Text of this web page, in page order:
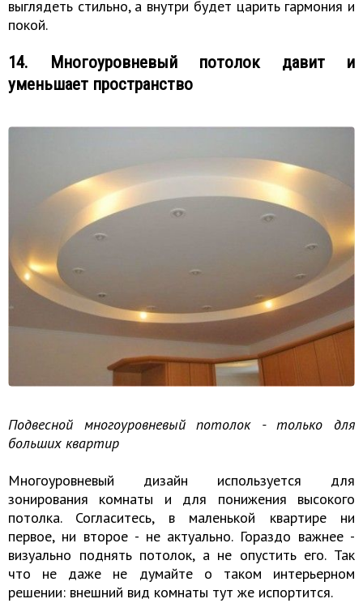
выглядеть стильно, а внутри будет царить гармония и
покой.
14. Многоуровневый потолок давит и
уменьшает пространство
Подвесной многоуровневый потолок - только для
больших квартир
Многоуровневый дизайн используется для
зонирования комнаты и для понижения высокого
потолка. Согласитесь, в маленькой квартире ни
первое, ни второе - не актуально. Гораздо важнее -
визуально поднять потолок, а не опустить его. Так
что не даже не думайте о таком интерьерном
решении: внешний вид комнаты тут же испортится.